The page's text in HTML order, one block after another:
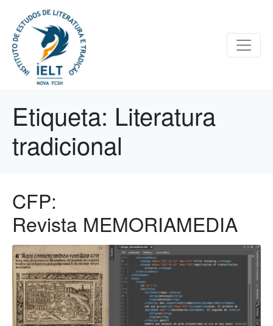
Etiqueta: Literatura
tradicional
CFP:
Revista MEMORIAMEDIA